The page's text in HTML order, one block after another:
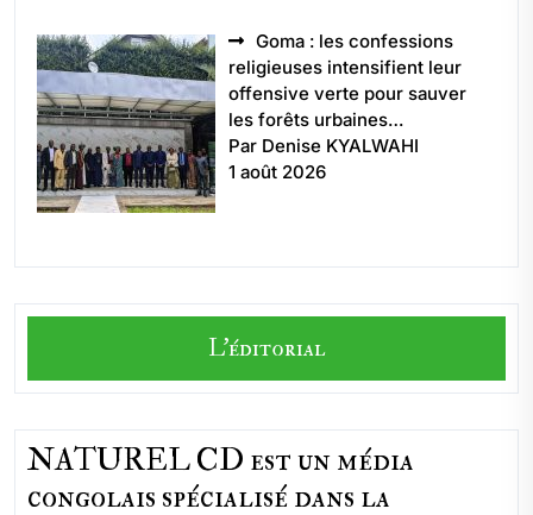
Goma : les confessions
religieuses intensifient leur
offensive verte pour sauver
les forêts urbaines…
Par Denise KYALWAHI
1 août 2026
L'éditorial
NATUREL CD est un média
congolais spécialisé dans la